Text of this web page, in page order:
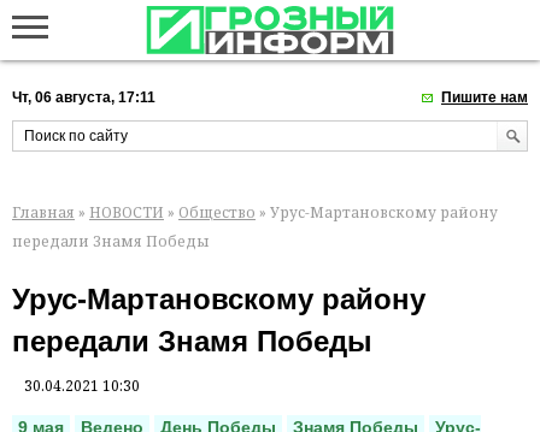
Чт, 06 августа, 17:11 Пишите нам
Главная » НОВОСТИ » Общество » Урус-Мартановскому району
передали Знамя Победы
Урус-Мартановскому району
передали Знамя Победы
30.04.2021 10:30
9 мая Ведено День Победы Знамя Победы
Урус-